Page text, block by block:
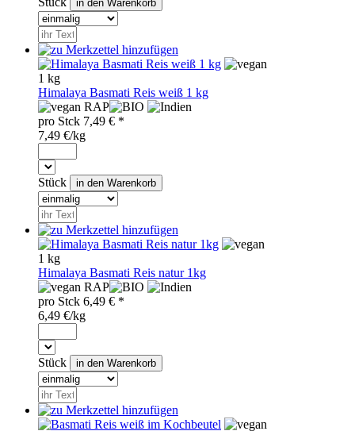
1 kg
Himalaya Basmati Reis weiß 1 kg
RAP
pro Stck 7,49 € *
7,49 €/kg
Stück
1 kg
Himalaya Basmati Reis natur 1kg
RAP
pro Stck 6,49 € *
6,49 €/kg
Stück